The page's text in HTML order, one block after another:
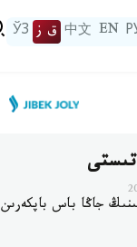
EN
中文 ق ز ЎЗ
جاڭا باس باپكەرىن